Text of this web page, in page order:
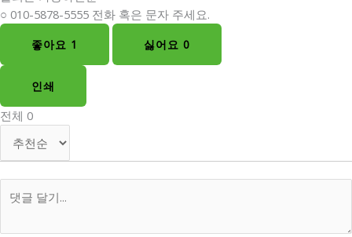
○ 010-5878-5555 전화 혹은 문자 주세요.
좋아요 1 싫어요 0
인쇄
전체 0